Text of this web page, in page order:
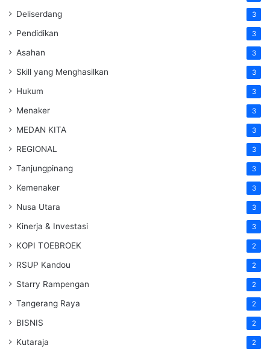
Deliserdang 3
Pendidikan 3
Asahan 3
Skill yang Menghasilkan 3
Hukum 3
Menaker 3
MEDAN KITA 3
REGIONAL 3
Tanjungpinang 3
Kemenaker 3
Nusa Utara 3
Kinerja & Investasi 3
KOPI TOEBROEK 2
RSUP Kandou 2
Starry Rampengan 2
Tangerang Raya 2
BISNIS 2
Kutaraja 2